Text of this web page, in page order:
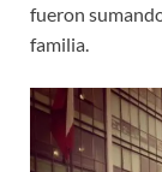
fueron
familia.